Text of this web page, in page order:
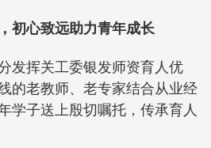
初心致远助力青年成长
发挥关工委银发师资育人优
的老教师、老专家结合从业经
学子送上殷切嘱托，传承育人